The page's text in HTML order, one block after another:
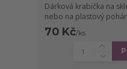
Dárková krabička na
nebo na plastový pohár
70 Kč/ks